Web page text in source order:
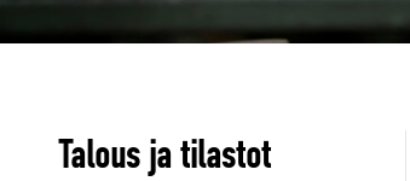
Talous ja tilastot